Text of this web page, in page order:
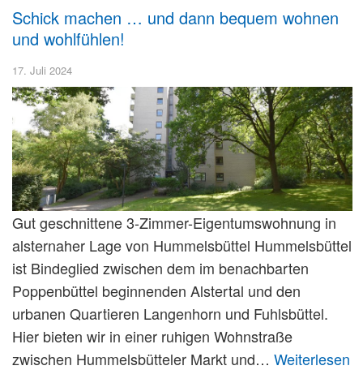
Schick machen … und dann bequem wohnen
und wohlfühlen!
17. Juli 2024
Gut geschnittene 3-Zimmer-Eigentumswohnung in
alsternaher Lage von Hummelsbüttel Hummelsbüttel
ist Bindeglied zwischen dem im benachbarten
Poppenbüttel beginnenden Alstertal und den
urbanen Quartieren Langenhorn und Fuhlsbüttel.
Hier bieten wir in einer ruhigen Wohnstraße
zwischen Hummelsbütteler Markt und… Weiterlesen